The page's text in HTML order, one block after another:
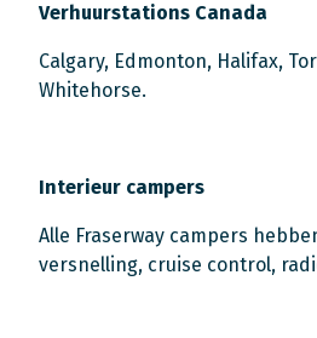
Verhuurstations Canada
Calgary, Edmonton, Halifax,
Whitehorse.
Interieur campers
Alle Fraserway campers
versnelling, cruise control,